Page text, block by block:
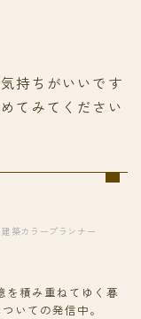
持ちがいいです
てみてください
築カラープランナー
を積み重ねてゆく暮
いての発信中。